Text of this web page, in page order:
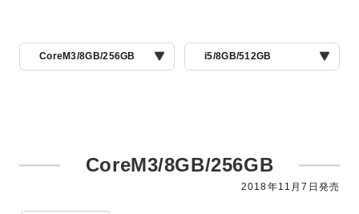
CoreM3/8GB/256GB i5/8GB/512GB
CoreM3/8GB/256GB
2018年11月7日発売